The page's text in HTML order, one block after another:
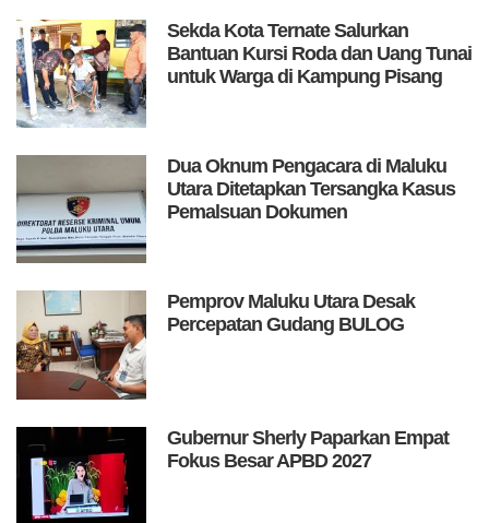
Sekda Kota Ternate Salurkan
Bantuan Kursi Roda dan Uang Tunai
untuk Warga di Kampung Pisang
Dua Oknum Pengacara di Maluku
Utara Ditetapkan Tersangka Kasus
Pemalsuan Dokumen
Pemprov Maluku Utara Desak
Percepatan Gudang BULOG
Gubernur Sherly Paparkan Empat
Fokus Besar APBD 2027